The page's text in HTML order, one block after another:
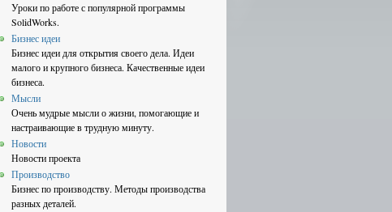
Уроки по работе с популярной программы
SolidWorks.
Бизнес идеи
Бизнес идеи для открытия своего дела. Идеи
малого и крупного бизнеса. Качественные идеи
бизнеса.
Мысли
Очень мудрые мысли о жизни, помогающие и
настраивающие в трудную минуту.
Новости
Новости проекта
Производство
Бизнес по производству. Методы производства
разных деталей.